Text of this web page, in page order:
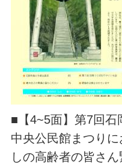
■【4~5面】第7回石
中央公民館まつり
しの高齢者の皆さ